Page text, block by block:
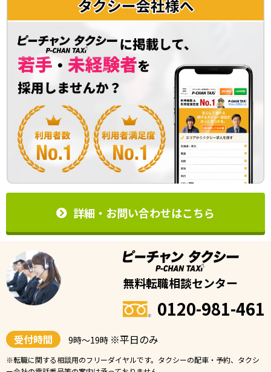
詳細・お問い合わせはこちら
無料転職相談センター
0120-981-461
受付時間 9時〜19時 ※平日のみ
※転職に関する相談用のフリーダイヤルです。タクシーの配車・予約、タクシ